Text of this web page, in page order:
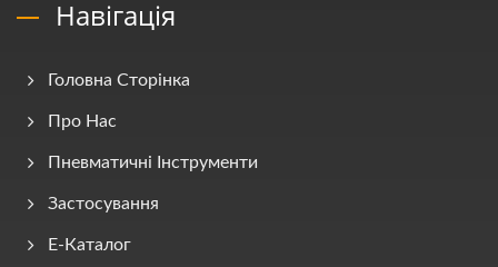
Навігація
Головна Сторінка
Про Нас
Пневматичні Інструменти
Застосування
E-Каталог